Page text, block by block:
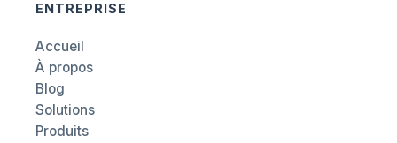
ENTREPRISE
Accueil
À propos
Blog
Solutions
Produits